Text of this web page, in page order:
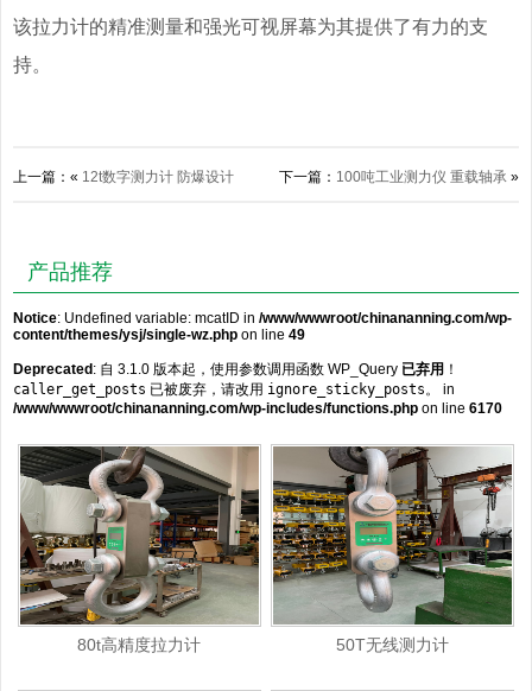
该拉力计的精准测量和强光可视屏幕为其提供了有力的支
持。
上一篇：« 12t数字测力计 防爆设计 下一篇： 100吨工业测力仪 重载轴承 »
产品推荐
Notice: Undefined variable: mcatID in /www/wwwroot/chinananning.com/wp-
content/themes/ysj/single-wz.php on line 49
Deprecated: 自 3.1.0 版本起，使用参数调用函数 WP_Query 已弃用 ！
caller_get_posts 已被废弃，请改用 ignore_sticky_posts 。 in
/www/wwwroot/chinananning.com/wp-includes/functions.php on line 6170
80t高精度拉力计 50T无线测力计